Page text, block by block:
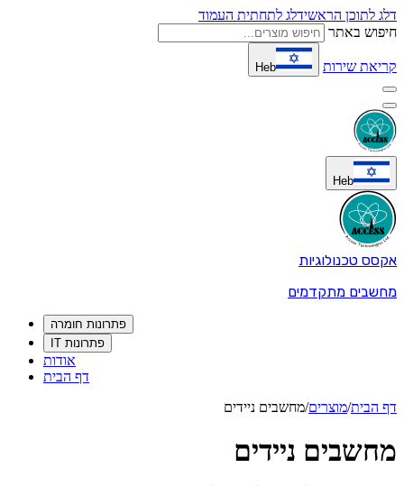
דלג לתוכן הראשידלג לתחתית העמוד
חיפוש באתר
קריאת שירות Heb
Heb
אקסס טכנולוגיות
מחשבים מתקדמים
פתרונות חומרה
פתרונות IT
אודות
דף הבית
דף הבית/מוצרים/מחשבים ניידים
מחשבים ניידים